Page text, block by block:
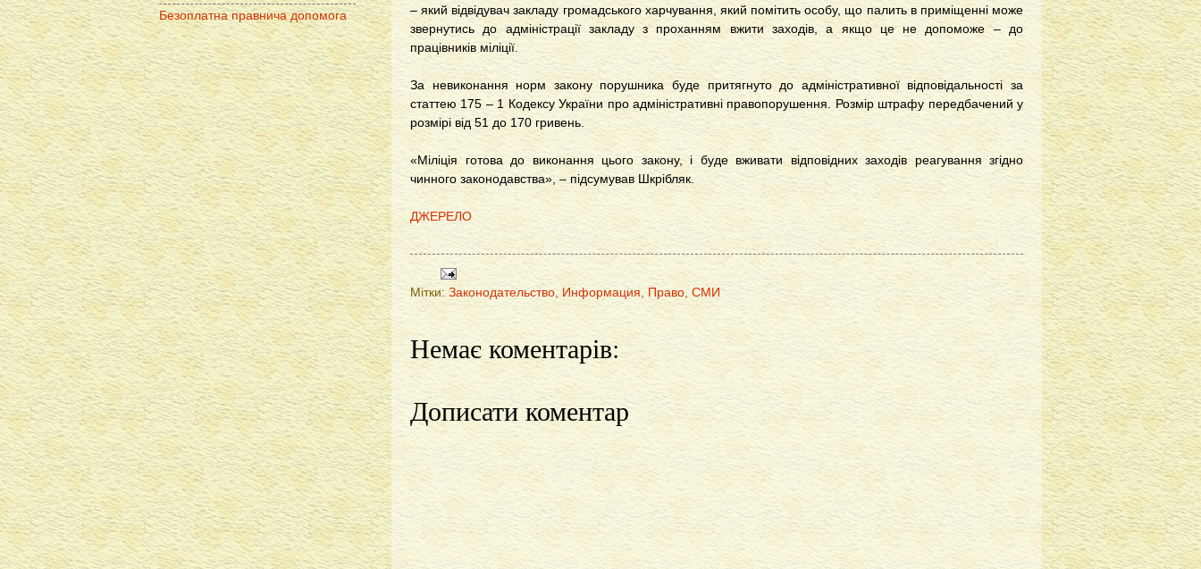
– який відвідувач закладу громадського харчування, який помітить особу, що палить в приміщенні може
звернутись до адміністрації закладу з проханням вжити заходів, а якщо це не допоможе – до
працівників міліції.
За невиконання норм закону порушника буде притягнуто до адміністративної відповідальності за
статтею 175 – 1 Кодексу України про адміністративні правопорушення. Розмір штрафу передбачений у
розмірі від 51 до 170 гривень.
«Міліція готова до виконання цього закону, і буде вживати відповідних заходів реагування згідно
чинного законодавства», – підсумував Шкрібляк.
ДЖЕРЕЛО
Мітки: Законодательство, Информация, Право, СМИ
Немає коментарів:
Дописати коментар
Безоплатна правнича допомога